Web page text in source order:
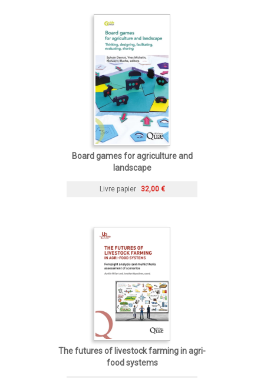
Board games for agriculture and
landscape
Livre papier 32,00 €
The futures of livestock farming in agri-
food systems